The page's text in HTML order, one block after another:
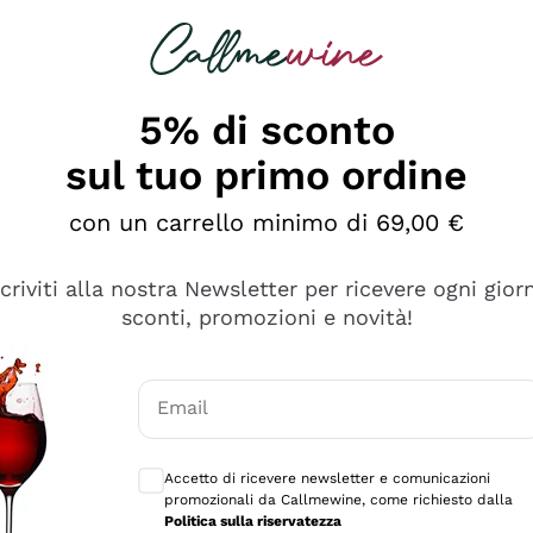
diversi e con un ampio range di prezzo. Le
5% di sconto
sul tuo primo ordine
con un carrello minimo di 69,00 €
alla nostra Newsletter per ricevere ogni
sconti, promozioni e novità!
Email
Accetto di ricevere newsletter e comunicazioni
promozionali da Callmewine, come richiesto dalla
Politica sulla riservatezza